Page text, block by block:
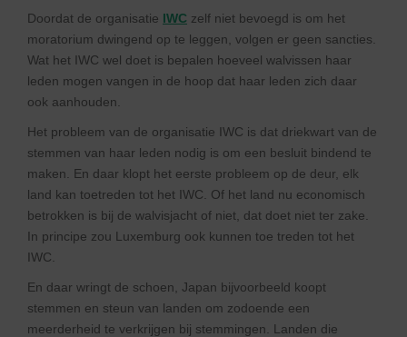
Doordat de organisatie IWC zelf niet bevoegd is om het
moratorium dwingend op te leggen, volgen er geen sancties.
Wat het IWC wel doet is bepalen hoeveel walvissen haar
leden mogen vangen in de hoop dat haar leden zich daar
ook aanhouden.
Het probleem van de organisatie IWC is dat driekwart van de
stemmen van haar leden nodig is om een besluit bindend te
maken. En daar klopt het eerste probleem op de deur, elk
land kan toetreden tot het IWC. Of het land nu economisch
betrokken is bij de walvisjacht of niet, dat doet niet ter zake.
In principe zou Luxemburg ook kunnen toe treden tot het
IWC.
En daar wringt de schoen, Japan bijvoorbeeld koopt
stemmen en steun van landen om zodoende een
meerderheid te verkrijgen bij stemmingen. Landen die